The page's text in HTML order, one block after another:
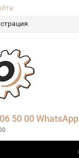
50 00 WhatsApp